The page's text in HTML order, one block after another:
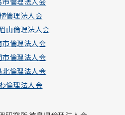
倫理法人会
山倫理法人会
市倫理法人会
市倫理法人会
北倫理法人会
倫理法人会